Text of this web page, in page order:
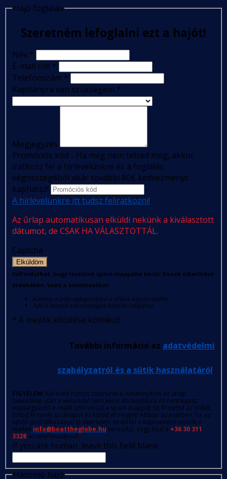
Hajó foglalás
Szeretném lefoglalni ezt a hajót!
Név *
E-mail cím *
Telefonszám *
Kapitányra van szükségem *
Megjegyzés
Promóciós kód - Ha még nem tetted meg, akkor
iratkozz fel a hírlevelünkre és a foglalás
végösszegéből akár további 80€ kedvezményt
kaphatsz!
A hírlevelünkre itt tudsz feliratkozni!
Az űrlap automatikusan elküldi nekünk a kiválasztott
dátumot, de CSAK HA VÁLASZTOTTÁL.
Captcha
Elküldöm
Előfordulhat, hogy levelünk spam mappába kerül. Ennek elkerülése
érdekében, tedd a következőket:
Kattints a jobb egérgombbal a tőlünk kapott levélre
Add a feladót a biztonságos feladók listájához
* A mezők kitöltése kötelező
További információ az adatvédelmi
szabályzatról és a sütik használatáról.
FIGYELEM: Kérésed fontos számunkra. Amennyiben az űrlap
beküldése után a weboldal nem kerül átirányításra és nem kapsz
visszaigazoló e-mailt (ellenőrizd a spam mappát is), frissítsd az oldalt,
töltsd ki ismét az űrlapot és küldd el megint! Abban az esetben, ha az
újbóli próbálkozásod is sikertelen, vedd fel a kapcsolatot velünk e-
mailen info@boattheglobe.hu keresztül, vagy hívd a +36 30 311
3328-as telefonszámot.
If you are human, leave this field blank.
Hasonló hajó